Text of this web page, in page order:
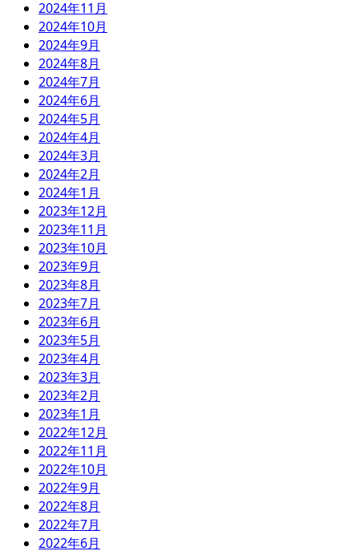
2024年11月
2024年10月
2024年9月
2024年8月
2024年7月
2024年6月
2024年5月
2024年4月
2024年3月
2024年2月
2024年1月
2023年12月
2023年11月
2023年10月
2023年9月
2023年8月
2023年7月
2023年6月
2023年5月
2023年4月
2023年3月
2023年2月
2023年1月
2022年12月
2022年11月
2022年10月
2022年9月
2022年8月
2022年7月
2022年6月